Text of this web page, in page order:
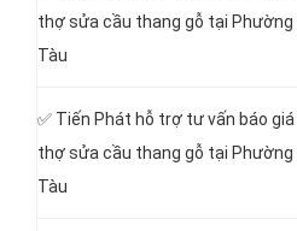
thợ sửa cầu thang gỗ tại Phường
Tàu
✅ Tiến Phát hỗ trợ tư vấn báo giá
thợ sửa cầu thang gỗ tại Phường
Tàu